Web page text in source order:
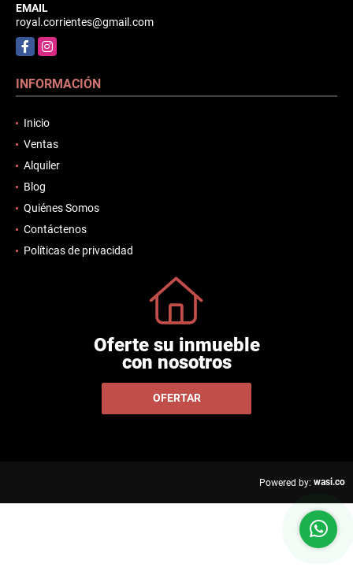
EMAIL
royal.corrientes@gmail.com
FacebookInstagram
INFORMACIÓN
Inicio
Ventas
Alquiler
Blog
Quiénes Somos
Contáctenos
Políticas de privacidad
Oferte su inmueble
con nosotros
OFERTAR
Powered by: wasi.co